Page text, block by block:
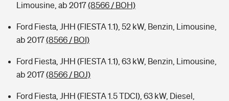
Limousine, ab 2017(8566 / BOH)
Ford Fiesta, JHH (FIESTA 1.1), 52 kW, Benzin, Limousine,
ab 2017(8566 / BOI)
Ford Fiesta, JHH (FIESTA 1.1), 63 kW, Benzin, Limousine,
ab 2017(8566 / BOJ)
Ford Fiesta, JHH (FIESTA 1.5 TDCI), 63 kW, Diesel,